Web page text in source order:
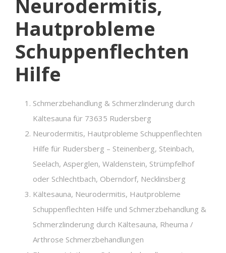
Neurodermitis,
Hautprobleme
Schuppenflechten
Hilfe
Schmerzbehandlung & Schmerzlinderung durch
Kältesauna für 73635 Rudersberg
Neurodermitis, Hautprobleme Schuppenflechten
Hilfe für Rudersberg – Steinenberg, Steinbach,
Seelach, Asperglen, Waldenstein, Strümpfelhof
oder Schlechtbach, Oberndorf, Necklinsberg
Kältesauna, Neurodermitis, Hautprobleme
Schuppenflechten Hilfe und Schmerzbehandlung &
Schmerzlinderung durch Kältesauna, Rheuma /
Arthrose Schmerzbehandlungen